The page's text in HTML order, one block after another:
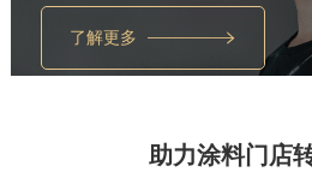
了解更多
助力涂料门店